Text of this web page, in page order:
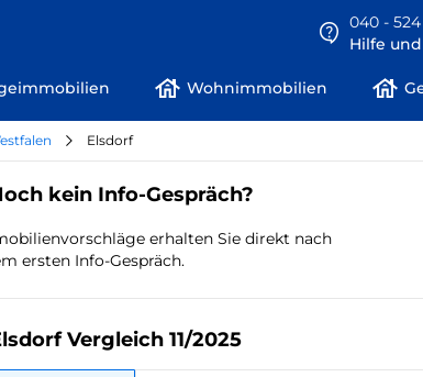
040 - 524
Hilfe
Wohnimmobilien
Elsdorf
kein Info-Gespräch?
erhalten Sie direkt nach
ersten Info-Gespräch.
Vergleich 11/2025